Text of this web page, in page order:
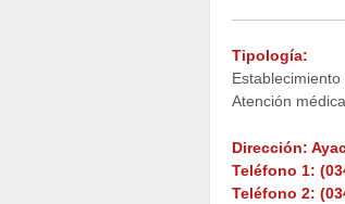
Tipología:
Atención
Dirección:
Teléfono 1:
Teléfono 2: